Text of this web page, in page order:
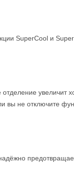
SuperCool и
увеличит
вы не отключите